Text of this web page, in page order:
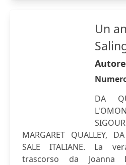
Un
DA
MARGARET QUALLEY,
SALE ITALIANE. La
trascorso da Joanna